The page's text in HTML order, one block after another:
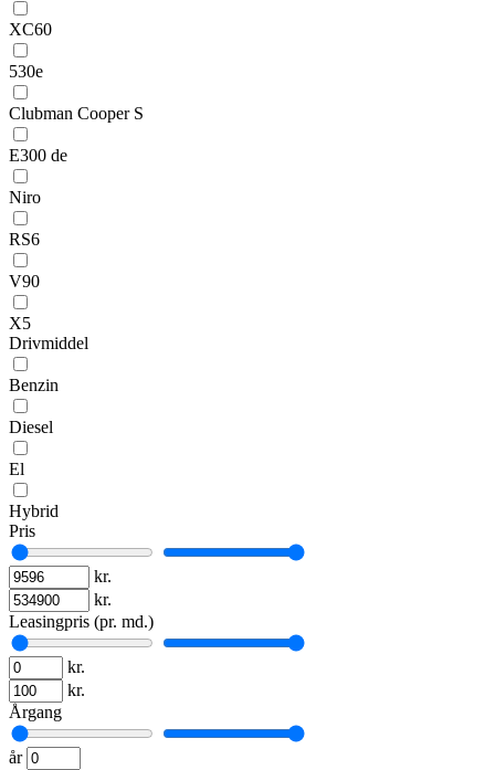
XC60
530e
Clubman Cooper S
E300 de
Niro
RS6
V90
X5
Drivmiddel
Benzin
Diesel
El
Hybrid
Pris
kr.
kr.
Leasingpris (pr. md.)
kr.
kr.
Årgang
år